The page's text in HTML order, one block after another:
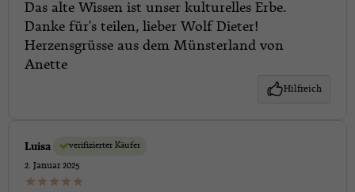
Das alte Wissen ist unser kulturelles Erbe.
Danke für's teilen, lieber Wolf Dieter!
Herzensgrüsse aus dem Münsterland von
Anette
Hilfreich
Luisa verifizierter Käufer
2. Januar 2025